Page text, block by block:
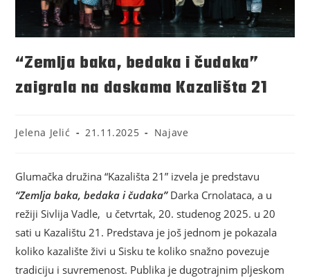
“Zemlja baka, bedaka i čudaka”
zaigrala na daskama Kazališta 21
Jelena Jelić 21.11.2025 Najave
Glumačka družina “Kazališta 21” izvela je predstavu
“Zemlja baka, bedaka i čudaka”Darka Crnolataca, a u
režiji Sivlija Vadle, u četvrtak, 20. studenog 2025. u 20
sati u Kazalištu 21. Predstava je još jednom je pokazala
koliko kazalište živi u Sisku te koliko snažno povezuje
tradiciju i suvremenost. Publika je dugotrajnim pljeskom